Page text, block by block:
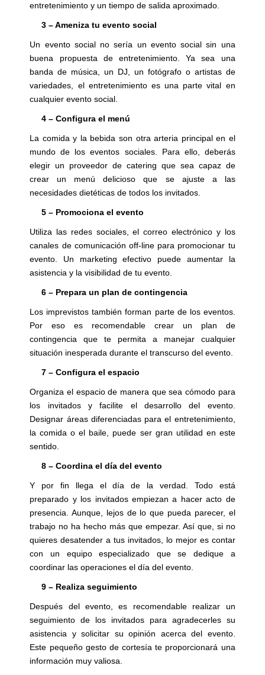
entretenimiento y un tiempo de salida aproximado.
3 – Ameniza tu evento social
Un evento social no sería un evento social sin una
buena propuesta de entretenimiento. Ya sea una
banda de música, un DJ, un fotógrafo o artistas de
variedades, el entretenimiento es una parte vital en
cualquier evento social.
4 – Configura el menú
La comida y la bebida son otra arteria principal en el
mundo de los eventos sociales. Para ello, deberás
elegir un proveedor de catering que sea capaz de
crear un menú delicioso que se ajuste a las
necesidades dietéticas de todos los invitados.
5 – Promociona el evento
Utiliza las redes sociales, el correo electrónico y los
canales de comunicación off-line para promocionar tu
evento. Un marketing efectivo puede aumentar la
asistencia y la visibilidad de tu evento.
6 – Prepara un plan de contingencia
Los imprevistos también forman parte de los eventos.
Por eso es recomendable crear un plan de
contingencia que te permita a manejar cualquier
situación inesperada durante el transcurso del evento.
7 – Configura el espacio
Organiza el espacio de manera que sea cómodo para
los invitados y facilite el desarrollo del evento.
Designar áreas diferenciadas para el entretenimiento,
la comida o el baile, puede ser gran utilidad en este
sentido.
8 – Coordina el día del evento
Y por fin llega el día de la verdad. Todo está
preparado y los invitados empiezan a hacer acto de
presencia. Aunque, lejos de lo que pueda parecer, el
trabajo no ha hecho más que empezar. Así que, si no
quieres desatender a tus invitados, lo mejor es contar
con un equipo especializado que se dedique a
coordinar las operaciones el día del evento.
9 – Realiza seguimiento
Después del evento, es recomendable realizar un
seguimiento de los invitados para agradecerles su
asistencia y solicitar su opinión acerca del evento.
Este pequeño gesto de cortesía te proporcionará una
información muy valiosa.